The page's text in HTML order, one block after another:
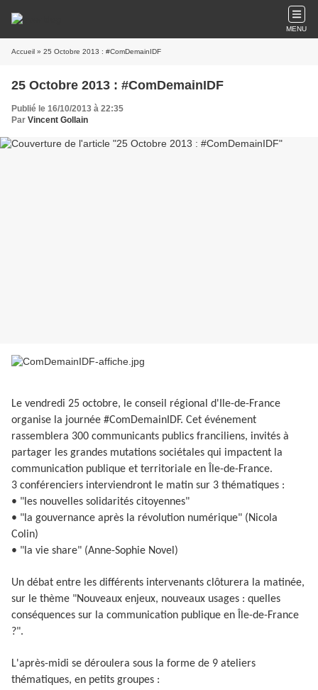
MENU
Accueil » 25 Octobre 2013 : #ComDemainIDF
25 Octobre 2013 : #ComDemainIDF
Publié le 16/10/2013 à 22:35
Par Vincent Gollain
Le vendredi 25 octobre, le conseil régional d'Ile-de-France
organise la journée #ComDemainIDF. Cet événement
rassemblera 300 communicants publics franciliens, invités à
partager les grandes mutations sociétales qui impactent la
communication publique et territoriale en Île-de-France.
3 conférenciers interviendront le matin sur 3 thématiques :
• "les nouvelles solidarités citoyennes"
• "la gouvernance après la révolution numérique" (Nicola
Colin)
• "la vie share" (Anne-Sophie Novel)
Un débat entre les différents intervenants clôturera la matinée,
sur le thème "Nouveaux enjeux, nouveaux usages : quelles
conséquences sur la communication publique en Île-de-France
?".
L'après-midi se déroulera sous la forme de 9 ateliers
thématiques, en petits groupes :